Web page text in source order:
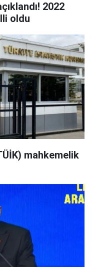
2022
oldu
mahkemelik